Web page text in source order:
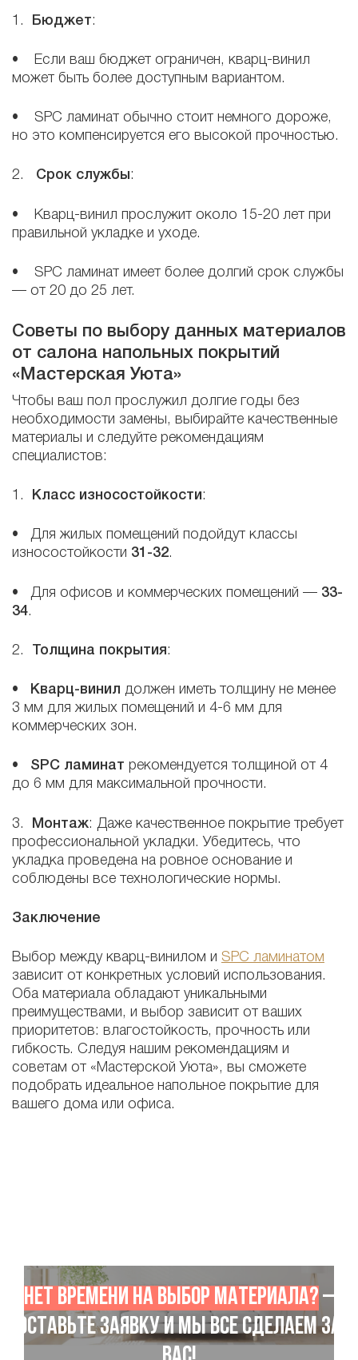
1. Бюджет:
• Если ваш бюджет ограничен, кварц-винил
может быть более доступным вариантом.
• SPC ламинат обычно стоит немного дороже,
но это компенсируется его высокой прочностью.
2. Срок службы:
• Кварц-винил прослужит около 15-20 лет при
правильной укладке и уходе.
• SPC ламинат имеет более долгий срок службы
— от 20 до 25 лет.
Советы по выбору данных материалов
от салона напольных покрытий
«Мастерская Уюта»
Чтобы ваш пол прослужил долгие годы без
необходимости замены, выбирайте качественные
материалы и следуйте рекомендациям
специалистов:
1. Класс износостойкости:
• Для жилых помещений подойдут классы
износостойкости 31-32.
• Для офисов и коммерческих помещений — 33-
34.
2. Толщина покрытия:
• Кварц-винил должен иметь толщину не менее
3 мм для жилых помещений и 4-6 мм для
коммерческих зон.
• SPC ламинат рекомендуется толщиной от 4
до 6 мм для максимальной прочности.
3. Монтаж: Даже качественное покрытие требует
профессиональной укладки. Убедитесь, что
укладка проведена на ровное основание и
соблюдены все технологические нормы.
Заключение
Выбор между кварц-винилом и SPC ламинатом
зависит от конкретных условий использования.
Оба материала обладают уникальными
преимуществами, и выбор зависит от ваших
приоритетов: влагостойкость, прочность или
гибкость. Следуя нашим рекомендациям и
советам от «Мастерской Уюта», вы сможете
подобрать идеальное напольное покрытие для
вашего дома или офиса.
Нет времени на выбор материала?–
Оставьте заявку и мы все сделаем за